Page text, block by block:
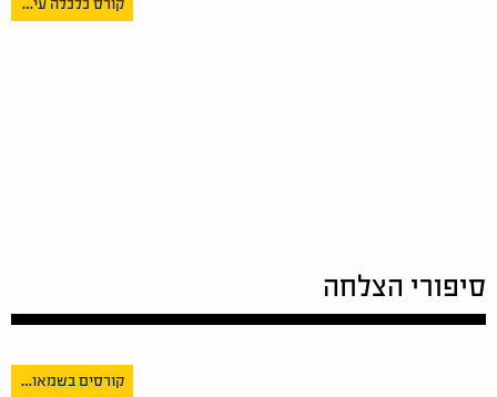
קורס כלכלה עירונית – להבין את שוק הנדל”ן מהמקום הנכון
קורסים בשמאות מקרקעין – המדריך המקיף לכל מסלול הלימודים, הקורסים והבחינות
סיפורי הצלחה